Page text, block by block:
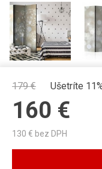
179€ Ušetríte
160 €
130 € bez DPH